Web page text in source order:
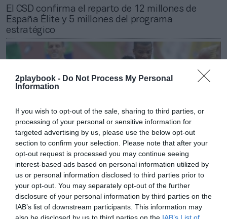
2playbook - Do Not Process My Personal
Information
If you wish to opt-out of the sale, sharing to third parties, or
processing of your personal or sensitive information for
targeted advertising by us, please use the below opt-out
section to confirm your selection. Please note that after your
opt-out request is processed you may continue seeing
interest-based ads based on personal information utilized by
us or personal information disclosed to third parties prior to
your opt-out. You may separately opt-out of the further
disclosure of your personal information by third parties on the
IAB’s list of downstream participants. This information may
also be disclosed by us to third parties on the IAB’s List of
El CSD confirma el reparto de 12 millones de
España Élite y 5 millones del programa
estratégico
Cristian García
Del atletismo a la esgrima: el reparto de los 17
millones de euros del programa Team España